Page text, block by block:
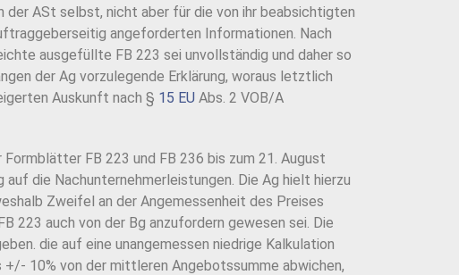
ASt selbst, nicht aber für die von ihr beabsichtigten
angeforderten Informationen. Nach
ausgefüllte FB 223 sei unvollständig und daher so
der Ag vorzulegende Erklärung, woraus letztlich
Auskunft nach § 15 EU Abs. 2 VOB/A
FB 223 und FB 236 bis zum 21. August
die Nachunternehmerleistungen. Die Ag hielt hierzu
Zweifel an der Angemessenheit des Preises
223 auch von der Bg anzufordern gewesen sei. Die
die auf eine unangemessen niedrige Kalkulation
10% von der mittleren Angebotssumme abwichen,